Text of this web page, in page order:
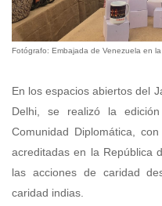
Fotógrafo: Embajada de Venezuela en
En los espacios abiertos del
Delhi, se realizó la
Comunidad Diplomática,
acreditadas en la República
las acciones de caridad
caridad indias.